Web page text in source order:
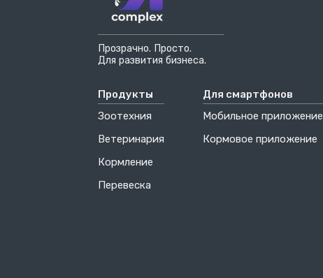
Прозрачно. Просто.
Для развития бизнеса.
Продукты
Зоотехния
Ветеринария
Кормление
Перевеска
Для смартфонов
Мобильное приложение
Кормовое приложение